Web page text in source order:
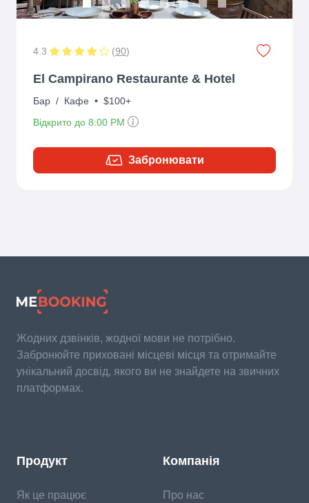
4.3 (90)
El Campirano Restaurante & Hotel
Бар / Кафе • $100+
Відкрито до 8:00 PM
Забронювати
Жодних дзвінків, жодної мови не потрібно.
Забронюйте приховані місцеві місця та отримайте
унікальний досвід, якого ви не знайдете на звичних
платформах.
Продукт
Як це працює
Компанія
Про нас